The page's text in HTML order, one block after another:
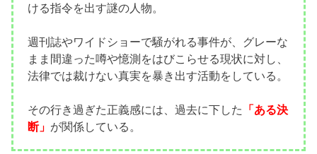
ける指令を出す謎の人物。
週刊誌やワイドショーで騒がれる事件が、グレーな
まま間違った噂や憶測をはびこらせる現状に対し、
法律では裁けない真実を暴き出す活動をしている。
その行き過ぎた正義感には、過去に下した
「ある決
断」 が関係している。